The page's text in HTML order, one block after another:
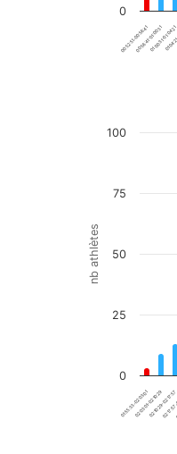
00:52:51-00:56:4101:00:31-01:04:21
00:56:41-01:00:31
0
Bar chart with 20
The chart has 1
The chart has 1
nb athlètes
01:55:33-02:03:0102:10:29-02:17:57
02:03:01-02:10:29
0
25
50
75
100